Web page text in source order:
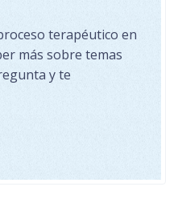
terapéutico en
más sobre temas
y te